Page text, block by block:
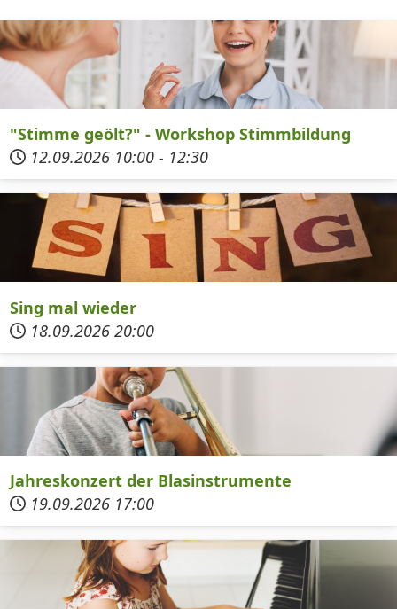
"Stimme geölt?" - Workshop Stimmbildung
12.09.2026 10:00 - 12:30
Sing mal wieder
18.09.2026 20:00
Jahreskonzert der Blasinstrumente
19.09.2026 17:00